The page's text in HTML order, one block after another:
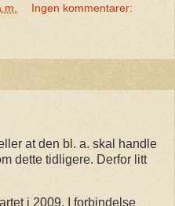
Ingen kommentarer:
at den bl. a. skal handle
dette tidligere. Derfor litt
i 2009. I forbindelse